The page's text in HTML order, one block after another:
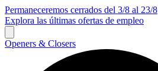
Permaneceremos cerrados del 3/8 al 23/8
Explora las últimas ofertas de empleo
Openers & Closers